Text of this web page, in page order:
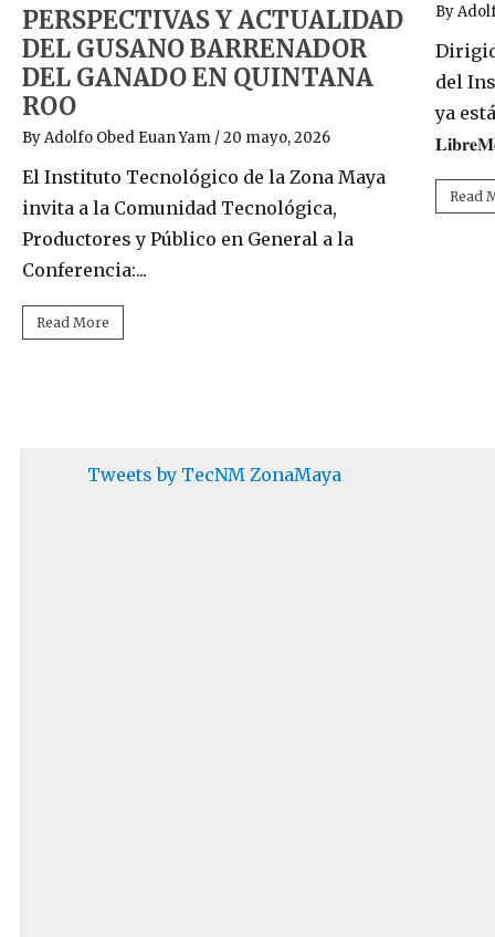
PERSPECTIVAS Y ACTUALIDAD
DEL GUSANO BARRENADOR
DEL GANADO EN QUINTANA
ROO
By Adolfo Obed Euan Yam / 20 mayo, 2026
El Instituto Tecnológico de la Zona Maya
invita a la Comunidad Tecnológica,
Productores y Público en General a la
Conferencia:...
Read More
By
del
ya
Read
Tweets by TecNM ZonaMaya